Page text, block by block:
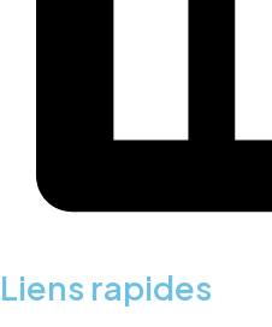
Liens rapides